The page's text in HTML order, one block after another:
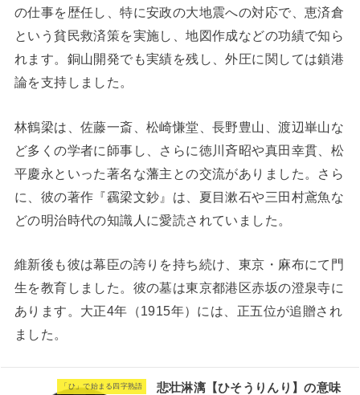
の仕事を歴任し、特に安政の大地震への対応で、恵済倉
という貧民救済策を実施し、地図作成などの功績で知ら
れます。銅山開発でも実績を残し、外圧に関しては鎖港
論を支持しました。
林鶴梁は、佐藤一斎、松崎慊堂、長野豊山、渡辺崋山な
ど多くの学者に師事し、さらに徳川斉昭や真田幸貫、松
平慶永といった著名な藩主との交流がありました。さら
に、彼の著作『靏梁文鈔』は、夏目漱石や三田村鳶魚な
どの明治時代の知識人に愛読されていました。
維新後も彼は幕臣の誇りを持ち続け、東京・麻布にて門
生を教育しました。彼の墓は東京都港区赤坂の澄泉寺に
あります。大正4年（1915年）には、正五位が追贈され
ました。
「ひ」で始まる四字熟語
悲壮淋漓【ひそうりんり】の意味